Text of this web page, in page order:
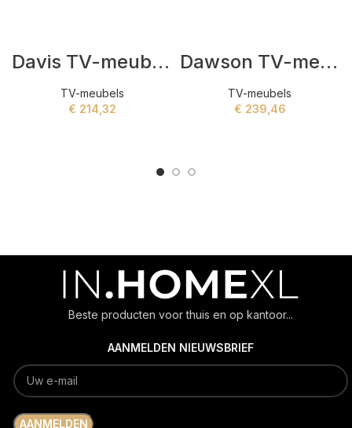
Davis TV-meubels Bruin
TV-meubels
€ 214,32
Dawson TV-meubels Bruin
TV-meubels
€ 239,46
Beste producten voor thuis en op kantoor...
AANMELDEN NIEUWSBRIEF